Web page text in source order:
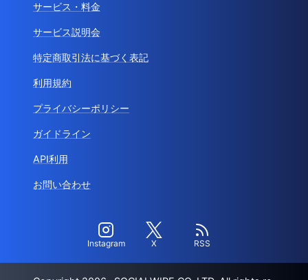
サービス・料金
サービス説明会
特定商取引法に基づく表記
利用規約
プライバシーポリシー
ガイドライン
API利用
お問い合わせ
Instagram X RSS